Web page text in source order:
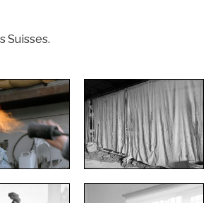
Suisses.